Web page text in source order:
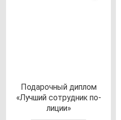
Пода­роч­ный дип­лом
«Луч­ший сот­руд­ник по­
ли­ции»